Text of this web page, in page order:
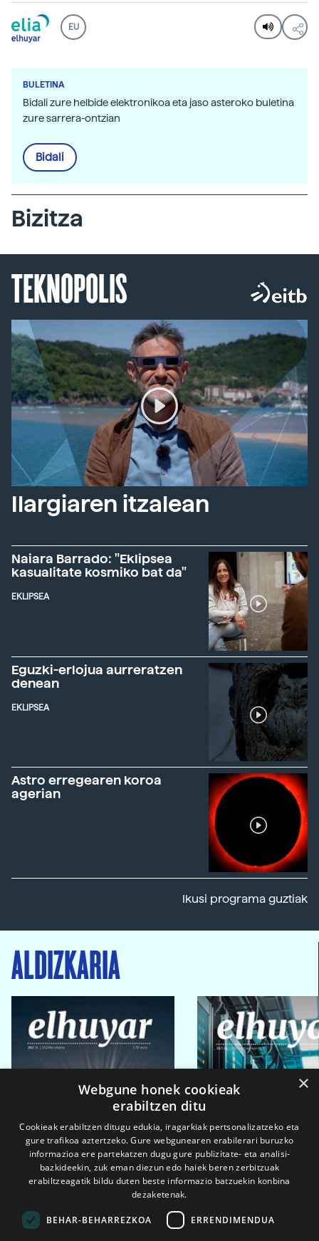
EU
BULETINA
Bidali zure helbide elektronikoa eta jaso asteroko buletina
zure sarrera-ontzian
Bidali
Bizitza
TEKNOPOLIS
Ilargiaren itzalean
Naiara Barrado: "Eklipsea
kasualitate kosmiko bat da"
EKLIPSEA
Eguzki-erlojua aurreratzen
denean
EKLIPSEA
Astro erregearen koroa
agerian
Ikusi programa guztiak
ALDIZKARIA
×
Webgune honek cookieak
erabiltzen ditu
Cookieak erabiltzen ditugu edukia, iragarkiak pertsonalizatzeko eta
gure trafikoa aztertzeko. Gure webgunearen erabilerari buruzko
informazioa ere partekatzen dugu gure publizitate- eta analisi-
bazkideekin, zuk eman diezun edo haiek beren zerbitzuak
erabiltzeagatik bildu duten beste informazio batzuekin konbina
dezaketenak.
BEHAR-BEHARREZKOA ERRENDIMENDUA